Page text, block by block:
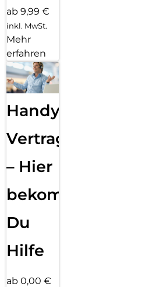
ab 9,99 €
inkl. MwSt.
Mehr
erfahren
Handy
Vertragsabwicklung
– Hier
bekommst
Du
Hilfe
ab 0,00 €